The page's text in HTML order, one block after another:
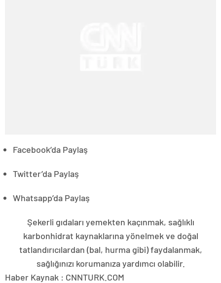
Facebook’da Paylaş
Twitter’da Paylaş
Whatsapp’da Paylaş
Şekerli gıdaları yemekten kaçınmak, sağlıklı
karbonhidrat kaynaklarına yönelmek ve doğal
tatlandırıcılardan (bal, hurma gibi) faydalanmak,
sağlığınızı korumanıza yardımcı olabilir.
Haber Kaynak : CNNTURK.COM